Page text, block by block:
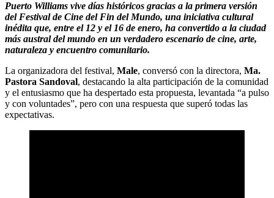
Puerto Williams vive días históricos gracias a la primera versión
del Festival de Cine del Fin del Mundo, una iniciativa cultural
inédita que, entre el 12 y el 16 de enero, ha convertido a la ciudad
más austral del mundo en un verdadero escenario de cine, arte,
naturaleza y encuentro comunitario.
La organizadora del festival, Male, conversó con la directora, Ma.
Pastora Sandoval, destacando la alta participación de la comunidad
y el entusiasmo que ha despertado esta propuesta, levantada “a pulso
y con voluntades”, pero con una respuesta que superó todas las
expectativas.